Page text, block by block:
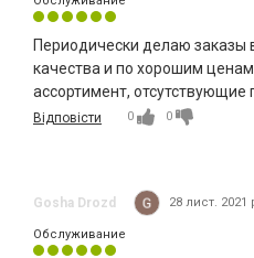
Периодически делаю заказы
качества и по хорошим
ассортимент, отсутствующие
Відповісти 0 0
Gosha Drozd 28 лист. 2021
Обслуживание